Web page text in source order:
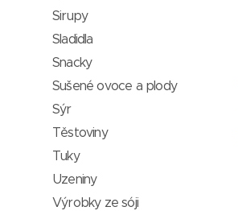
Sirupy
Sladidla
Snacky
Sušené ovoce a plody
Sýr
Těstoviny
Tuky
Uzeniny
Výrobky ze sóji